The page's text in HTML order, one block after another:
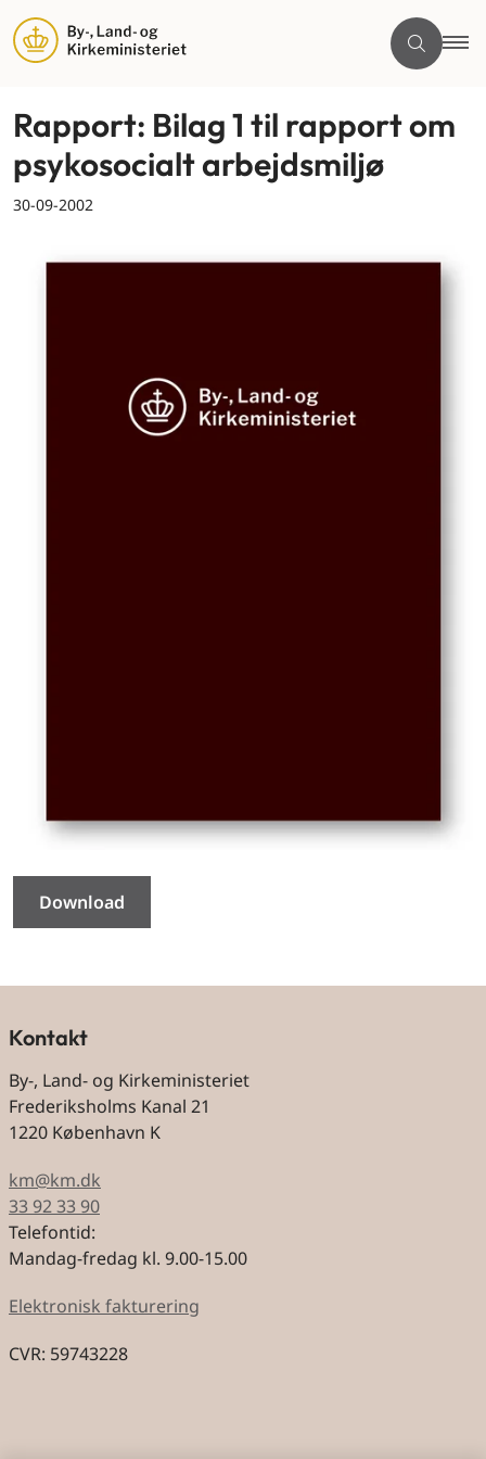
Rapport: Bilag 1 til rapport om
psykosocialt arbejdsmiljø
30-09-2002
Download
Kontakt
By-, Land- og Kirkeministeriet
Frederiksholms Kanal 21
1220 København K
km@km.dk
33 92 33 90
Telefontid:
Mandag-fredag kl. 9.00-15.00
Elektronisk fakturering
CVR: 59743228